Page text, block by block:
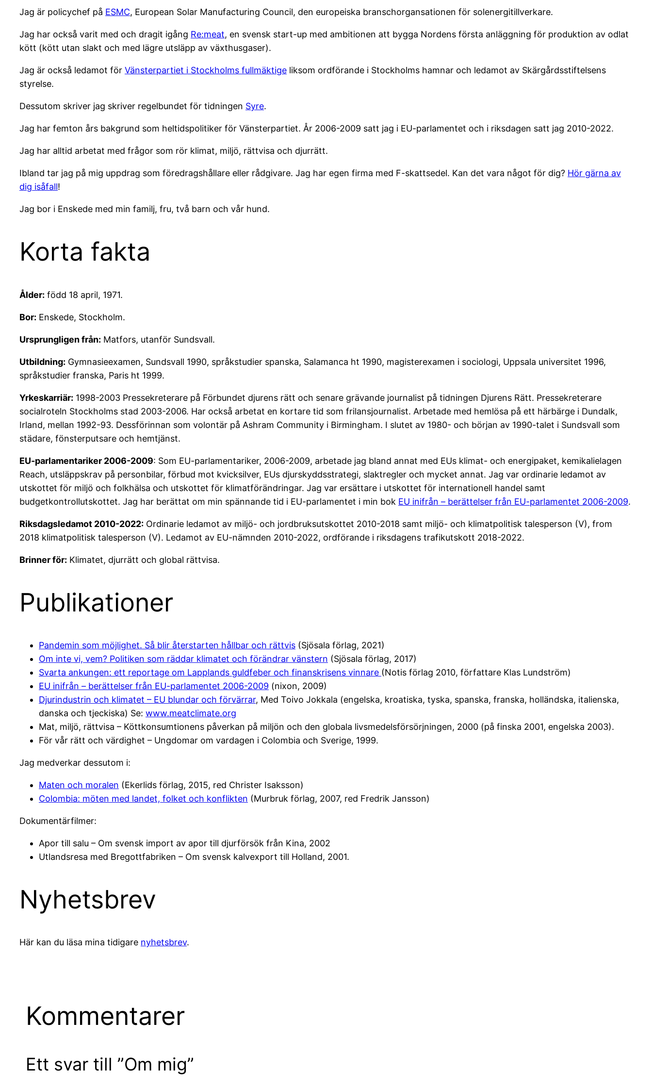
Jag är policychef på ESMC, European Solar Manufacturing Council, den europeiska branschorgansationen för solenergitillverkare.
Jag har också varit med och dragit igång Re:meat, en svensk start-up med ambitionen att bygga Nordens första anläggning för produktion av odlat
kött (kött utan slakt och med lägre utsläpp av växthusgaser).
Jag är också ledamot för Vänsterpartiet i Stockholms fullmäktige liksom ordförande i Stockholms hamnar och ledamot av Skärgårdsstiftelsens
styrelse.
Dessutom skriver jag skriver regelbundet för tidningen Syre.
Jag har femton års bakgrund som heltidspolitiker för Vänsterpartiet. År 2006-2009 satt jag i EU-parlamentet och i riksdagen satt jag 2010-2022.
Jag har alltid arbetat med frågor som rör klimat, miljö, rättvisa och djurrätt.
Ibland tar jag på mig uppdrag som föredragshållare eller rådgivare. Jag har egen firma med F-skattsedel. Kan det vara något för dig? Hör gärna av
dig isåfall!
Jag bor i Enskede med min familj, fru, två barn och vår hund.
Korta fakta
Ålder: född 18 april, 1971.
Bor: Enskede, Stockholm.
Ursprungligen från: Matfors, utanför Sundsvall.
Utbildning: Gymnasieexamen, Sundsvall 1990, språkstudier spanska, Salamanca ht 1990, magisterexamen i sociologi, Uppsala universitet 1996,
språkstudier franska, Paris ht 1999.
Yrkeskarriär: 1998-2003 Pressekreterare på Förbundet djurens rätt och senare grävande journalist på tidningen Djurens Rätt. Pressekreterare
socialroteln Stockholms stad 2003-2006. Har också arbetat en kortare tid som frilansjournalist. Arbetade med hemlösa på ett härbärge i Dundalk,
Irland, mellan 1992-93. Dessförinnan som volontär på Ashram Community i Birmingham. I slutet av 1980- och början av 1990-talet i Sundsvall som
städare, fönsterputsare och hemtjänst.
EU-parlamentariker 2006-2009: Som EU-parlamentariker, 2006-2009, arbetade jag bland annat med EUs klimat- och energipaket, kemikalielagen
Reach, utsläppskrav på personbilar, förbud mot kvicksilver, EUs djurskyddsstrategi, slaktregler och mycket annat. Jag var ordinarie ledamot av
utskottet för miljö och folkhälsa och utskottet för klimatförändringar. Jag var ersättare i utskottet för internationell handel samt
budgetkontrollutskottet. Jag har berättat om min spännande tid i EU-parlamentet i min bok EU inifrån – berättelser från EU-parlamentet 2006-2009.
Riksdagsledamot 2010-2022: Ordinarie ledamot av miljö- och jordbruksutskottet 2010-2018 samt miljö- och klimatpolitisk talesperson (V), from
2018 klimatpolitisk talesperson (V). Ledamot av EU-nämnden 2010-2022, ordförande i riksdagens trafikutskott 2018-2022.
Brinner för: Klimatet, djurrätt och global rättvisa.
Publikationer
Pandemin som möjlighet. Så blir återstarten hållbar och rättvis (Sjösala förlag, 2021)
Om inte vi, vem? Politiken som räddar klimatet och förändrar vänstern (Sjösala förlag, 2017)
Svarta ankungen: ett reportage om Lapplands guldfeber och finanskrisens vinnare (Notis förlag 2010, författare Klas Lundström)
EU inifrån – berättelser från EU-parlamentet 2006-2009 (nixon, 2009)
Djurindustrin och klimatet – EU blundar och förvärrar, Med Toivo Jokkala (engelska, kroatiska, tyska, spanska, franska, holländska, italienska,
danska och tjeckiska) Se: www.meatclimate.org
Mat, miljö, rättvisa – Köttkonsumtionens påverkan på miljön och den globala livsmedelsförsörjningen, 2000 (på finska 2001, engelska 2003).
För vår rätt och värdighet – Ungdomar om vardagen i Colombia och Sverige, 1999.
Jag medverkar dessutom i:
Maten och moralen (Ekerlids förlag, 2015, red Christer Isaksson)
Colombia: möten med landet, folket och konflikten (Murbruk förlag, 2007, red Fredrik Jansson)
Dokumentärfilmer:
Apor till salu – Om svensk import av apor till djurförsök från Kina, 2002
Utlandsresa med Bregottfabriken – Om svensk kalvexport till Holland, 2001.
Nyhetsbrev
Här kan du läsa mina tidigare nyhetsbrev.
Kommentarer
Ett svar till ”Om mig”